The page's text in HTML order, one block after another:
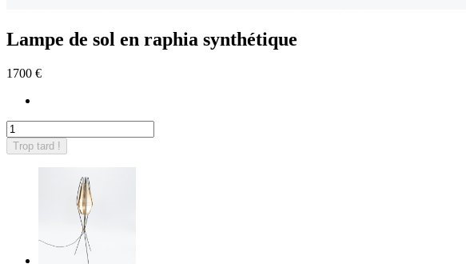
Lampe de sol en raphia synthétique
1700 €
Trop tard !